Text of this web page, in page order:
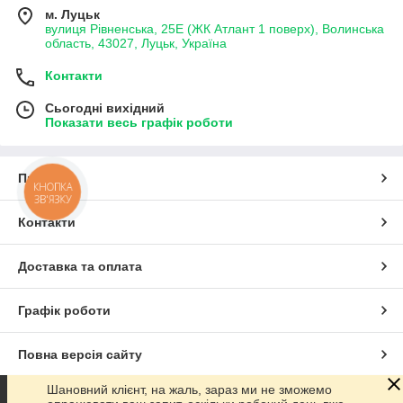
м. Луцьк
вулиця Рівненська, 25Е (ЖК Атлант 1 поверх), Волинська
область, 43027, Луцьк, Україна
Контакти
Сьогодні вихідний
Показати весь графік роботи
Про нас
Контакти
Доставка та оплата
Графік роботи
Повна версія сайту
Сайт створено на маркетплейсіProm.ua
Шановний клієнт, на жаль, зараз ми не зможемо
КНОПКА
ЗВ'ЯЗКУ